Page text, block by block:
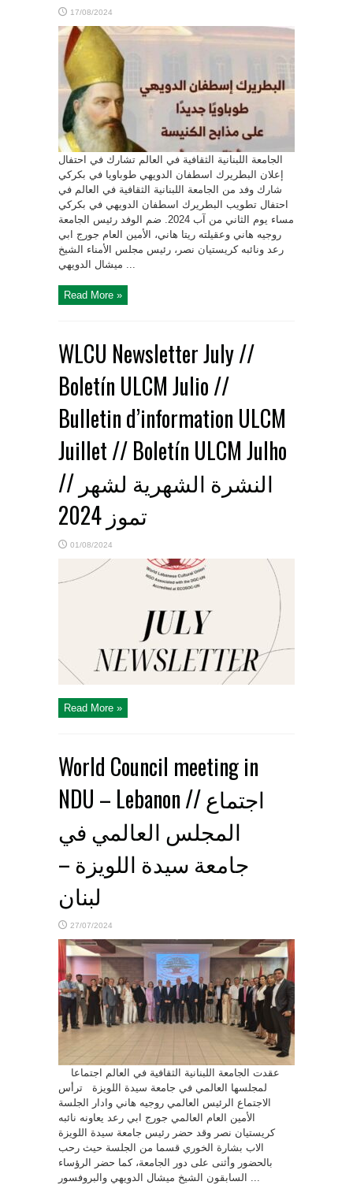
17/08/2024
الجامعة اللبنانية الثقافية في العالم تشارك في احتفال
إعلان البطريرك اسطفان الدويهي طوباويا في بكركي
شارك وفد من الجامعة اللبنانية الثقافية في العالم في
احتفال تطويب البطريرك اسطفان الدويهي في بكركي
مساء يوم الثاني من آب 2024. ضم الوفد رئيس الجامعة
روجيه هاني وعقيلته ريتا هاني، الأمين العام جورج ابي
رعد ونائبه كريستيان نصر، رئيس مجلس الأمناء الشيخ
ميشال الدويهي ...
Read More »
WLCU Newsletter July //
Boletín ULCM Julio //
Bulletin d’information ULCM
Juillet // Boletín ULCM Julho
// النشرة الشهرية لشهر
تموز 2024
01/08/2024
Read More »
World Council meeting in
NDU – Lebanon // اجتماع
المجلس العالمي في
جامعة سيدة اللويزة –
لبنان
27/07/2024
لمجلسها العالمي في جامعة سيدة اللويزة ترأس
الاجتماع الرئيس العالمي روجيه هاني وادار الجلسة
الأمين العام العالمي جورج ابي رعد يعاونه نائبه
كريستيان نصر وقد حضر رئيس جامعة سيدة اللويزة
الاب بشارة الخوري قسما من الجلسة حيث رحب
بالحضور وأثنى على دور الجامعة، كما حضر الرؤساء
السابقون الشيخ ميشال الدويهي والبروفسور ...